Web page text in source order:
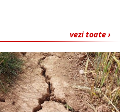
vezi toate ›